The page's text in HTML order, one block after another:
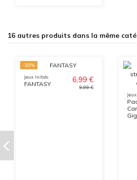
16 autres produits dans la même
-30%
Jeux Initiés
FANTASY 6,99 €
9,99 €